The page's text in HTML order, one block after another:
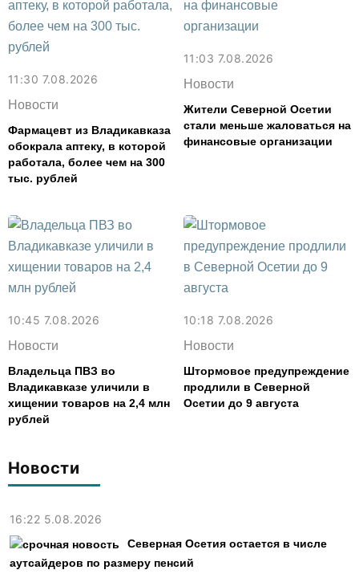
Новости
16:22 5.08.2026
Северная Осетия остается в числе
аутсайдеров по размеру пенсий
11:30 7.08.2026
Новости
Фармацевт из Владикавказа
обокрала аптеку, в которой
работала, более чем на 300
тыс. рублей
11:03 7.08.2026
Новости
Жители Северной Осетии
стали меньше жаловаться на
финансовые организации
10:45 7.08.2026
Новости
Владельца ПВЗ во
Владикавказе уличили в
хищении товаров на 2,4 млн
рублей
10:18 7.08.2026
Новости
Штормовое предупреждение
продлили в Северной
Осетии до 9 августа